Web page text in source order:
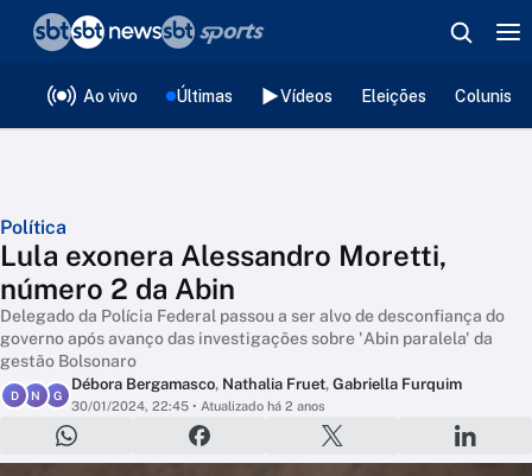
Ao vivo Últimas Vídeos Eleições
Política
Lula exonera Alessandro Moretti,
número 2 da Abin
Delegado da Polícia Federal passou a ser alvo de desconfiança do
governo após avanço das investigações sobre 'Abin paralela' da
gestão Bolsonaro
D N G
Débora Bergamasco, Nathalia Fruet, Gabriella Furquim
30/01/2024, 22:45 • Atualizado há 2 anos
❮voltar
Editorias